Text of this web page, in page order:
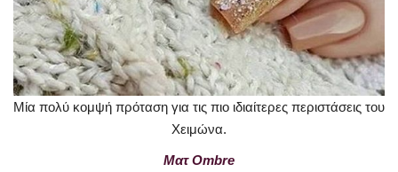
Μία πολύ κομψή πρόταση για τις πιο ιδιαίτερες περιστάσεις του
Χειμώνα.
Ματ Ombre